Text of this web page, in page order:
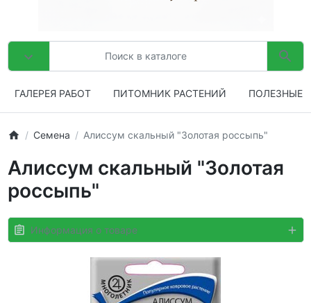
ГАЛЕРЕЯ РАБОТ ПИТОМНИК РАСТЕНИЙ ПОЛЕЗНЫЕ
Семена Алиссум скальный "Золотая россыпь"
Алиссум скальный "Золотая
россыпь"
Информация о товаре